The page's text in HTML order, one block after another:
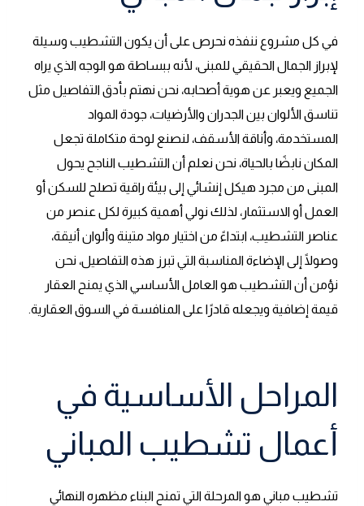
في كل مشروع ننفذه نحرص على أن يكون التشطيب وسيلة
لإبراز الجمال الحقيقي للمبنى، لأنه ببساطة هو الوجه الذي يراه
الجميع ويعبر عن هوية أصحابه، نحن نهتم بأدق التفاصيل مثل
تناسق الألوان بين الجدران والأرضيات، جودة المواد
المستخدمة، وأناقة الأسقف، لنصنع لوحة متكاملة تجعل
المكان نابضًا بالحياة، نحن نعلم أن التشطيب الناجح يحول
المبنى من مجرد هيكل إنشائي إلى بيئة راقية تصلح للسكن أو
العمل أو الاستثمار، لذلك نولي أهمية كبيرة لكل عنصر من
عناصر التشطيب، ابتداءً من اختيار مواد متينة وألوان أنيقة،
وصولًا إلى الإضاءة المناسبة التي تبرز هذه التفاصيل، نحن
نؤمن أن التشطيب هو العامل الأساسي الذي يمنح العقار
قيمة إضافية ويجعله قادرًا على المنافسة في السوق العقارية.
المراحل الأساسية في
أعمال تشطيب المباني
تشطيب مباني هو المرحلة التي تمنح البناء مظهره النهائي